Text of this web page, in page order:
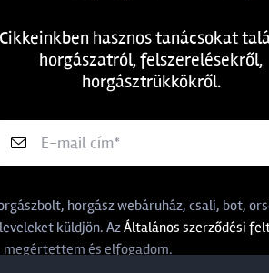
Cikkeinkben hasznos tanácsokat
horgászatról, felszerelésekről,
horgásztrükkökről.
horgász webáruház, csali, bot,
küldjön. AzÁltalános szerződési
és elfogadom.